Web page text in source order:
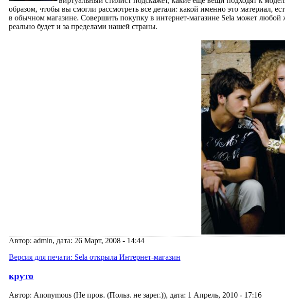
образом, чтобы вы смогли рассмотреть все детали: какой именно это материал,
в обычном магазине. Совершить покупку в интернет-магазине Sela может любой
реально будет и за пределами нашей страны.
Автор: admin, дата: 26 Март, 2008 - 14:44
Версия для печати: Sela открыла Интернет-магазин
круто
Автор: Anonymous (Не пров. (Польз. не зарег.)), дата: 1 Апрель, 2010 - 17:16